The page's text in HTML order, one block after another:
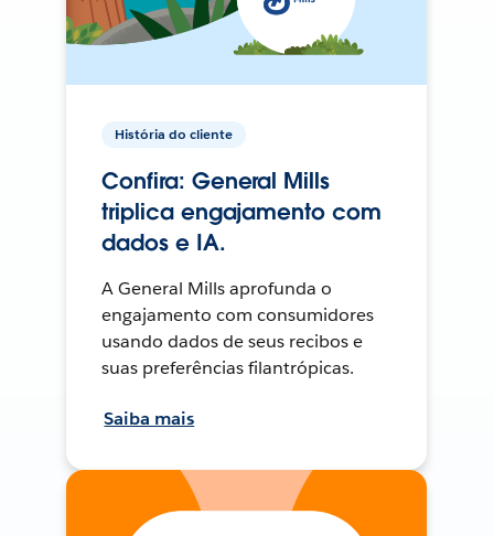
História do cliente
Confira: General Mills
triplica engajamento com
dados e IA.
A General Mills aprofunda o
engajamento com consumidores
usando dados de seus recibos e
suas preferências filantrópicas.
Saiba mais